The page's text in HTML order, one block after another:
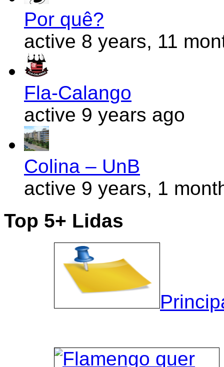
Por quê?
active 8 years, 11
Fla-Calango
active 9 years ago
Colina – UnB
active 9 years, 1
Top 5+ Lidas